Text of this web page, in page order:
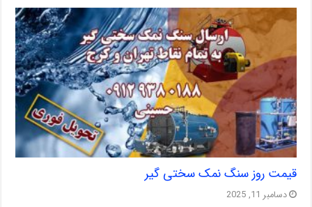
قیمت روز سنگ نمک سختی گیر
دسامبر 11, 2025